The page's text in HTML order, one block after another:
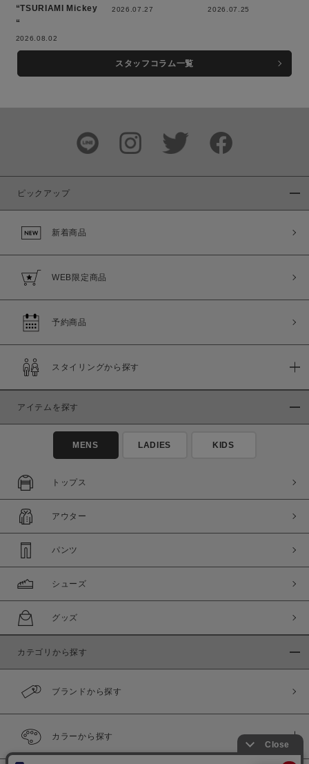
“TSURIAMI Mickey
“
2026.08.02
2026.07.27 2026.07.25
スタッフコラム一覧
ピックアップ
新着商品
WEB限定商品
予約商品
スタイリングから探す
アイテムを探す
MENS LADIES KIDS
トップス
アウター
パンツ
シューズ
グッズ
カテゴリから探す
ブランドから探す
カラーから探す